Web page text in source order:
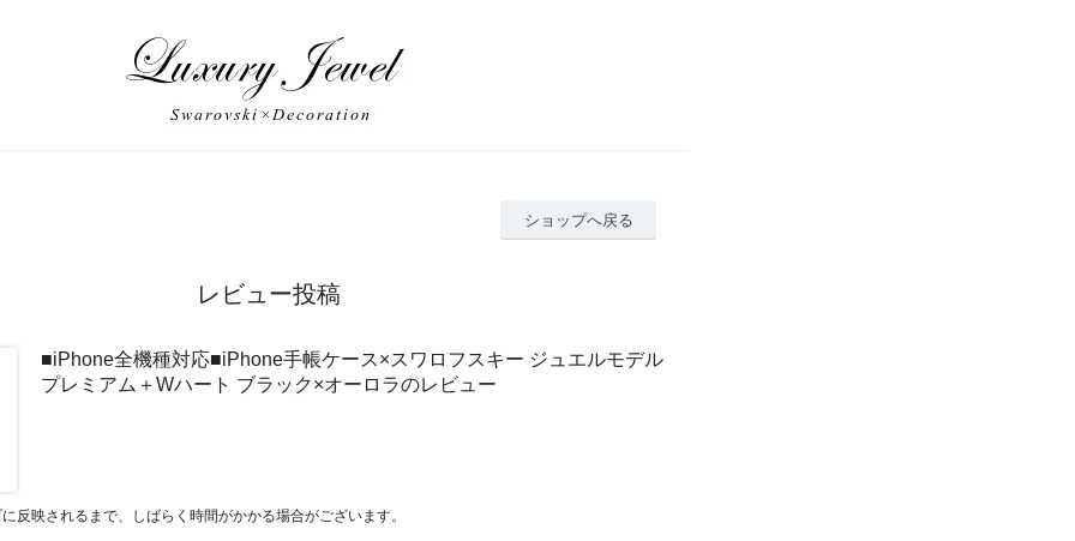
ショップへ戻る
レビュー投稿
■iPhone全機種対応■iPhone手帳ケース×スワロフスキー ジュエルモデル
プレミアム＋Wハート ブラック×オーロラのレビュー
反映されるまで、しばらく時間がかかる場合がございます。